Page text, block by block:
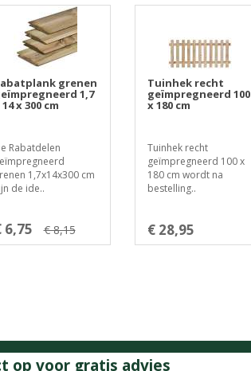
grenen
1,7
x 300 cm
Rabatdelen
1,7x14x300 cm
de ide..
6,75 € 8,15
Tuinhek recht
geïmpregneerd 100
x 180 cm
Tuinhek recht
geïmpregneerd 100 x
180 cm wordt na
bestelling..
€ 28,95
op voor gratis advies